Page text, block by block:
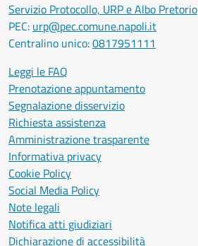
Servizio Protocollo, URP e Albo Pretorio
PEC: urp@pec.comune.napoli.it
Centralino unico:0817951111
Leggi le FAQ
Prenotazione appuntamento
Segnalazione disservizio
Richiesta assistenza
Amministrazione trasparente
Informativa privacy
Cookie Policy
Social Media Policy
Note legali
Notifica atti giudiziari
Dichiarazione di accessibilità